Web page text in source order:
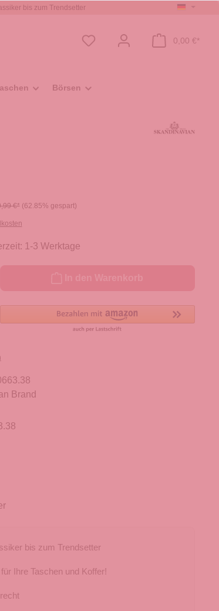
bis zum Trendsetter
0,00 €*
Börsen
€* (62.85% gespart)
1-3 Werktage
Brand
bis zum Trendsetter
Ihre Taschen und Koffer!